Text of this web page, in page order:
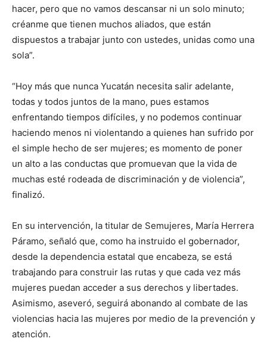
hacer, pero que no vamos descansar ni un solo minuto;
créanme que tienen muchos aliados, que están
dispuestos a trabajar junto con ustedes, unidas como una
sola”.
“Hoy más que nunca Yucatán necesita salir adelante,
todas y todos juntos de la mano, pues estamos
enfrentando tiempos difíciles, y no podemos continuar
haciendo menos ni violentando a quienes han sufrido por
el simple hecho de ser mujeres; es momento de poner
un alto a las conductas que promuevan que la vida de
muchas esté rodeada de discriminación y de violencia”,
finalizó.
En su intervención, la titular de Semujeres, María Herrera
Páramo, señaló que, como ha instruido el gobernador,
desde la dependencia estatal que encabeza, se está
trabajando para construir las rutas y que cada vez más
mujeres puedan acceder a sus derechos y libertades.
Asimismo, aseveró, seguirá abonando al combate de las
violencias hacia las mujeres por medio de la prevención y
atención.